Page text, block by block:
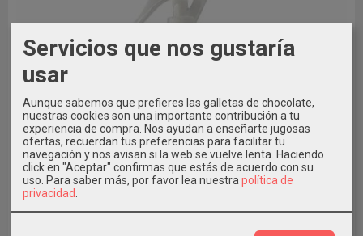
Servicios que nos gustaría
usar
Aunque sabemos que prefieres las galletas de chocolate,
nuestras cookies son una importante contribución a tu
experiencia de compra. Nos ayudan a enseñarte jugosas
ofertas, recuerdan tus preferencias para facilitar tu
navegación y nos avisan si la web se vuelve lenta. Haciendo
click en "Aceptar" confirmas que estás de acuerdo con su
uso. Para saber más, por favor lea nuestra política de
privacidad